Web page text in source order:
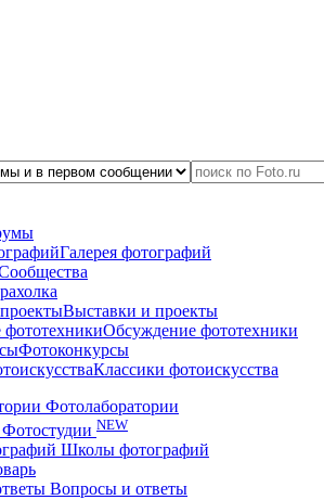
Галерея фотографий
Выставки и проекты
Обсуждение фототехники
Фотоконкурсы
Классики фотоискусства
Фотолаборатории
Фотостудии NEW
Школы фотографий
Вопросы и ответы